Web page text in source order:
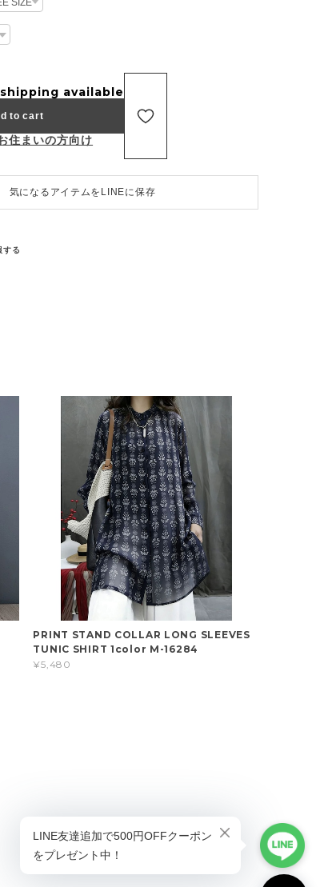
available
to cart
住まいの方向け
気になるアイテムをLINEに保存
する
PRINT STAND COLLAR LONG SLEEVES
TUNIC SHIRT 1color M-16284
¥5,480